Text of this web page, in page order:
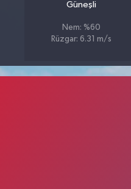
Güneşli
Nem: %60
Rüzgar: 6.31 m/s